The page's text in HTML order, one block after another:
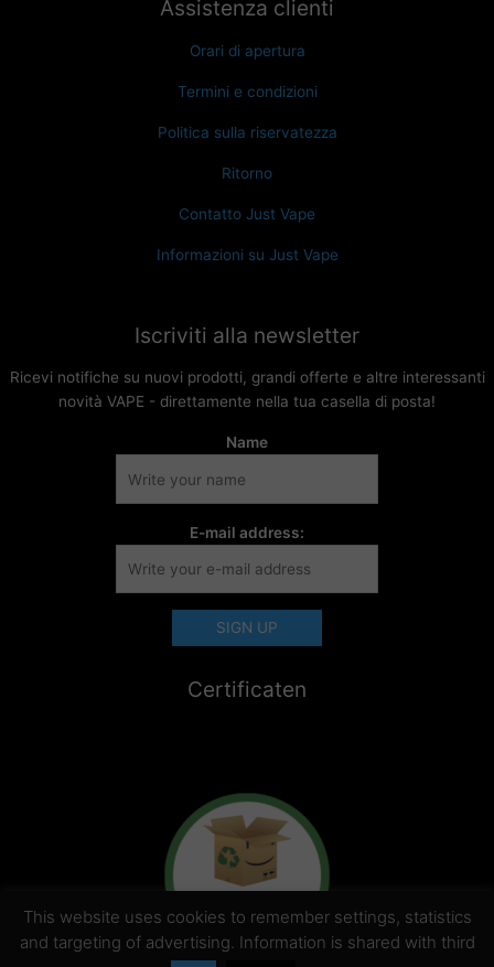
Assistenza clienti
Orari di apertura
Termini e condizioni
Politica sulla riservatezza
Ritorno
Contatto Just Vape
Informazioni su Just Vape
Iscriviti alla newsletter
Ricevi notifiche su nuovi prodotti, grandi offerte e altre interessanti
novità VAPE - direttamente nella tua casella di posta!
Name
E-mail address:
Certificaten
This website uses cookies to remember settings, statistics
and targeting of advertising. Information is shared with third